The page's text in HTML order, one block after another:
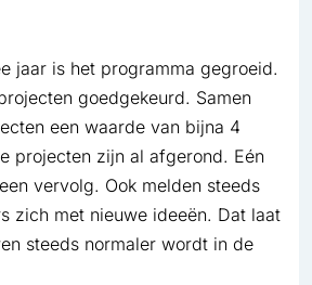
jaar is het programma gegroeid.
goedgekeurd. Samen
een waarde van bijna 4
projecten zijn al afgerond. Eén
vervolg. Ook melden steeds
zich met nieuwe ideeën. Dat laat
steeds normaler wordt in de